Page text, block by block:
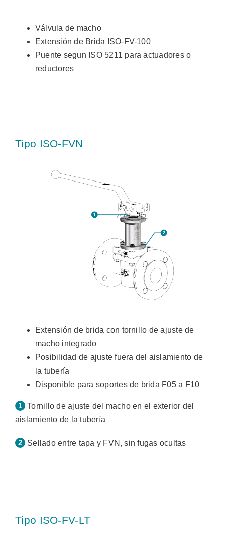
Válvula de macho
Extensión de Brida ISO-FV-100
Puente segun ISO 5211 para actuadores o
reductores
Tipo ISO-FVN
Extensión de brida con tornillo de ajuste de
macho integrado
Posibilidad de ajuste fuera del aislamiento de
la tubería
Disponible para soportes de brida F05 a F10
Tornillo de ajuste del macho en el exterior del
aislamiento de la tubería
Sellado entre tapa y FVN, sin fugas ocultas
Tipo ISO-FV-LT